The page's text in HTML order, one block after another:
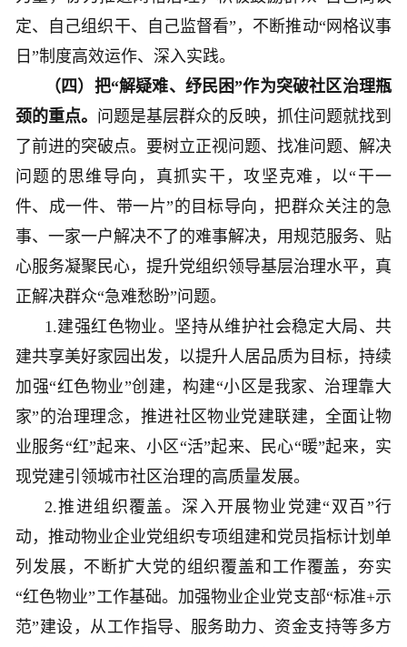
定、自己组织干、自己监督看”，不断推动“网格议事
日”制度高效运作、深入实践。
（四）把“解疑难、纾民困”作为突破社区治理瓶
颈的重点。 问题是基层群众的反映，抓住问题就找到
了前进的突破点。要树立正视问题、找准问题、解决
问题的思维导向，真抓实干，攻坚克难，以“干一
件、成一件、带一片”的目标导向，把群众关注的急
事、一家一户解决不了的难事解决，用规范服务、贴
心服务凝聚民心，提升党组织领导基层治理水平，真
正解决群众“急难愁盼”问题。
1.建强红色物业。坚持从维护社会稳定大局、共
建共享美好家园出发，以提升人居品质为目标，持续
加强“红色物业”创建，构建“小区是我家、治理靠大
家”的治理理念，推进社区物业党建联建，全面让物
业服务“红”起来、小区“活”起来、民心“暖”起来，实
现党建引领城市社区治理的高质量发展。
2.推进组织覆盖。深入开展物业党建“双百”行
动，推动物业企业党组织专项组建和党员指标计划单
列发展，不断扩大党的组织覆盖和工作覆盖，夯实
“红色物业”工作基础。加强物业企业党支部“标准+示
范”建设，从工作指导、服务助力、资金支持等多方